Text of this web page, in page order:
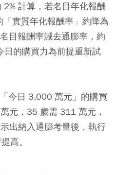
計算，若名目年化報酬
實質年化報酬率」約降為
目報酬率減去通膨率，約
日的購買力為前提重新試
今日 3,000 萬元」的購買
元，35 歲需 311 萬元，
出納入通膨考量後，執行
高。